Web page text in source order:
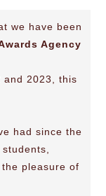
we have been
Agency
and 2023, this
had since the
the pleasure of